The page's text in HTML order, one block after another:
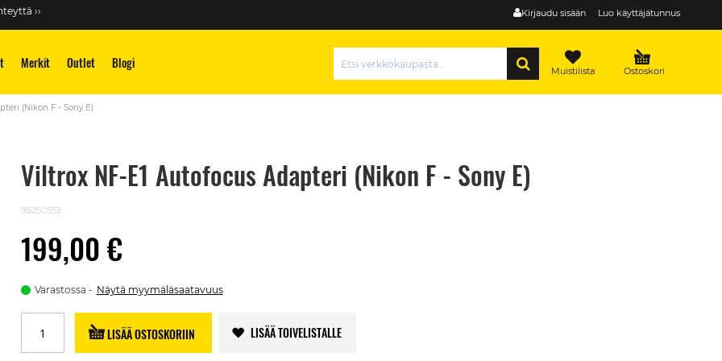
Kirjaudu sisään Luo käyttäjätunnus
››
Merkit Outlet Blogi Ostoskori
Muistilista
(Nikon F - Sony E)
Viltrox NF-E1 Autofocus Adapteri (Nikon F - Sony E)
95250553
199,00 €
Varastossa Näytä myymäläsaatavuus
LISÄÄ OSTOSKORIIN LISÄÄ TOIVELISTALLE